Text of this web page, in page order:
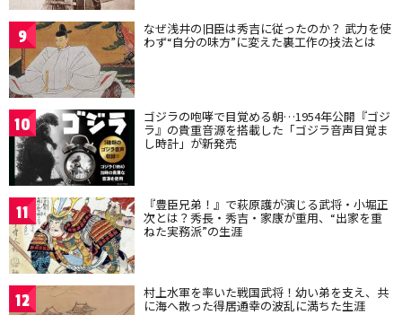
9 なぜ浅井の旧臣は秀吉に従ったのか？ 武力を使
わず“自分の味方”に変えた裏工作の技法とは
10 ゴジラの咆哮で目覚める朝…1954年公開『ゴジ
ラ』の貴重音源を搭載した「ゴジラ音声目覚ま
し時計」が新発売
11 『豊臣兄弟！』で萩原護が演じる武将・小堀正
次とは？秀長・秀吉・家康が重用、“出家を重
ねた実務派”の生涯
12 村上水軍を率いた戦国武将！幼い弟を支え、共
に海へ散った得居通幸の波乱に満ちた生涯